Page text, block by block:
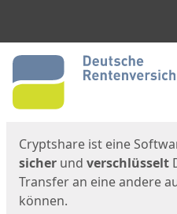
Start
Cryptshare ist eine
sicher und verschlüsselt
Transfer an eine andere
können.